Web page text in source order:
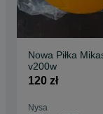
Nowa Piłka
v200w
120 zł
Nysa